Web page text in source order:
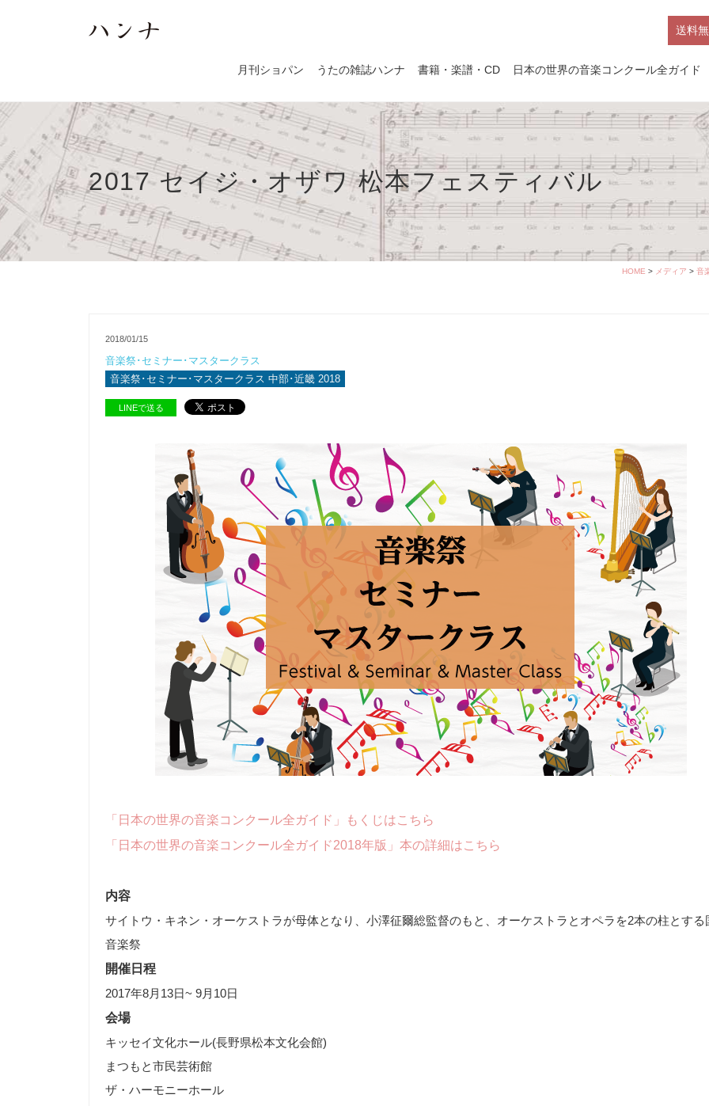
送料
月刊ショパン うたの雑誌ハンナ 書籍・楽譜・CD 日本の世界の音楽コンクール全ガイド
2017 セイジ・オザワ 松本フェスティバル
HOME > メディア > 音
2018/01/15
音楽祭･セミナー･マスタークラス
音楽祭･セミナー･マスタークラス 中部･近畿 2018
LINEで送る
「日本の世界の音楽コンクール全ガイド」もくじはこちら
「日本の世界の音楽コンクール全ガイド2018年版」本の詳細はこちら
内容
サイトウ・キネン・オーケストラが母体となり、小澤征爾総監督のもと、オーケストラとオペラを2本の柱とする
音楽祭
開催日程
2017年8月13日~ 9月10日
会場
キッセイ文化ホール(長野県松本文化会館)
まつもと市民芸術館
ザ・ハーモニーホール